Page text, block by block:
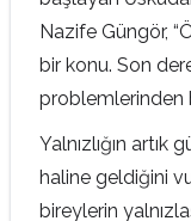
Nazife Güngör,
bir konu. Son
problemlerinden
Yalnızlığın artık
haline geldiğini
bireylerin